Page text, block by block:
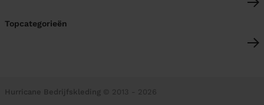
Topcategorieën
Hurricane Bedrijfskleding © 2013 - 2026